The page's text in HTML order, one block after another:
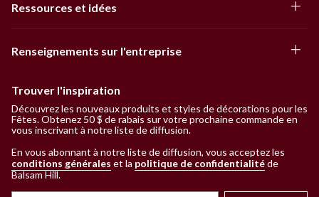
Ressources et idées
Renseignements sur l'entreprise
Trouver l'inspiration
Découvrez les nouveaux produits et styles de décorations pour les
Fêtes. Obtenez 50 $ de rabais sur votre prochaine commande en
vous inscrivant à notre liste de diffusion.
En vous abonnant à notre liste de diffusion, vous acceptez les
conditions générales et la politique de confidentialitéde
Balsam Hill.